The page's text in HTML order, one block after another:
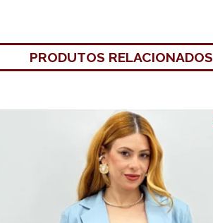
PRODUTOS RELACIONADOS